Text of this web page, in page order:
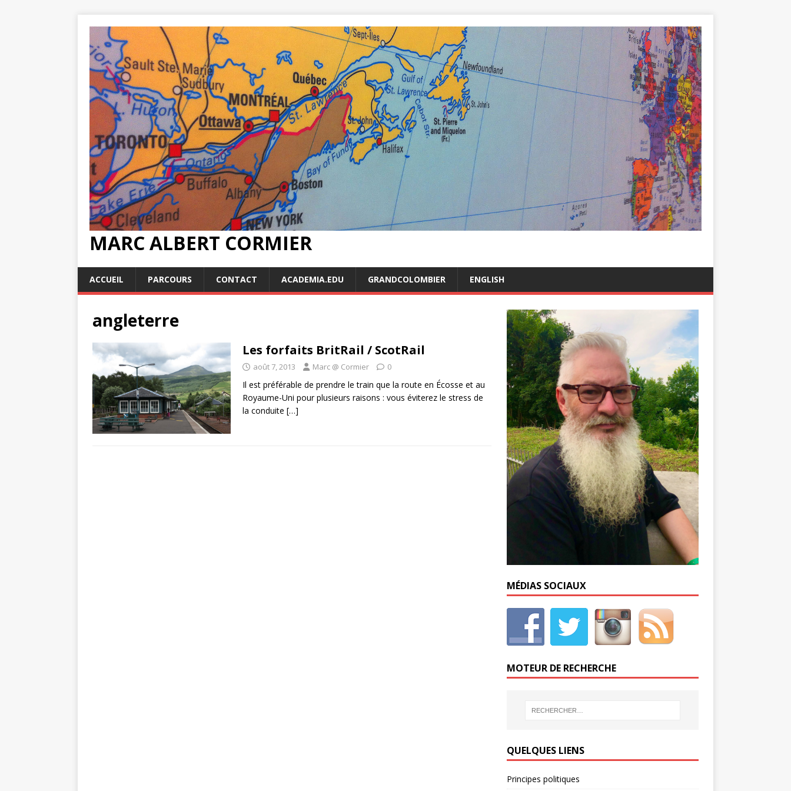
MARC ALBERT CORMIER
ACCUEIL PARCOURS CONTACT ACADEMIA.EDU GRANDCOLOMBIER ENGLISH
angleterre
Les forfaits BritRail / ScotRail
août 7, 2013 Marc @ Cormier 0
Il est préférable de prendre le train que la route en Écosse et au
Royaume-Uni pour plusieurs raisons : vous éviterez le stress de
la conduite […]
MÉDIAS SOCIAUX
MOTEUR DE RECHERCHE
QUELQUES LIENS
Principes politiques